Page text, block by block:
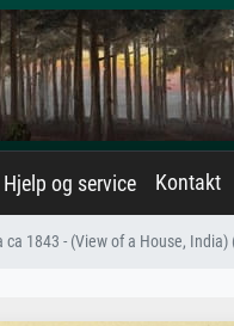
Hjelp og service Kontakt
1843 - (View of a House, India)